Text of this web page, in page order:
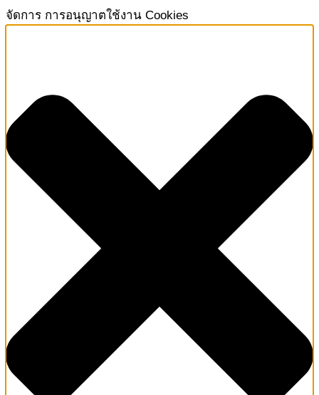
จัดการ การอนุญาตใช้งาน Cookies